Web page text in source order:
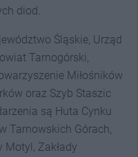
diod.
Śląskie, Urząd
Tarnogórski,
Miłośników
oraz Szyb Staszic
są Huta Cynku
Tarnowskich Górach,
Motyl, Zakłady